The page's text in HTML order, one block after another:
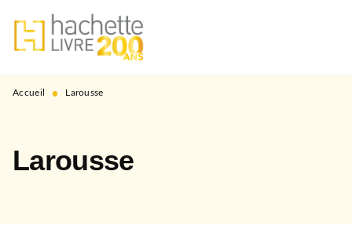
MENU RECHERCHE
PIED DE PAGE
Accueil • Larousse
Larousse